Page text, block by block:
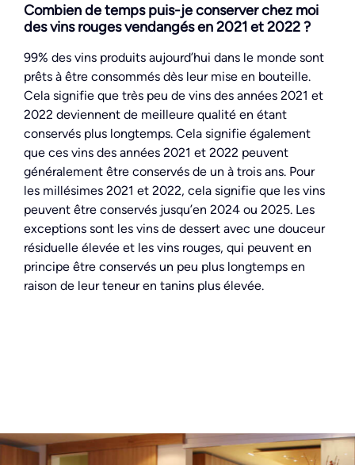
Combien de temps puis-je conserver chez moi
des vins rouges vendangés en 2021 et 2022 ?
99% des vins produits aujourd’hui dans le monde sont
prêts à être consommés dès leur mise en bouteille.
Cela signifie que très peu de vins des années 2021 et
2022 deviennent de meilleure qualité en étant
conservés plus longtemps. Cela signifie également
que ces vins des années 2021 et 2022 peuvent
généralement être conservés de un à trois ans. Pour
les millésimes 2021 et 2022, cela signifie que les vins
peuvent être conservés jusqu’en 2024 ou 2025. Les
exceptions sont les vins de dessert avec une douceur
résiduelle élevée et les vins rouges, qui peuvent en
principe être conservés un peu plus longtemps en
raison de leur teneur en tanins plus élevée.